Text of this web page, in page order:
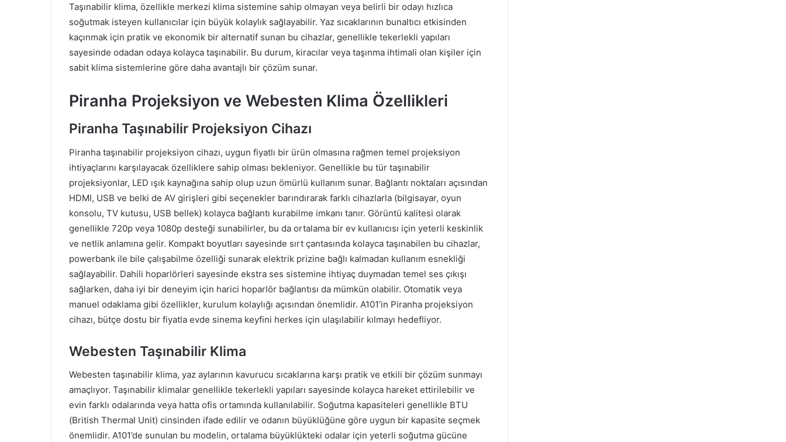
Taşınabilir klima, özellikle merkezi klima sistemine sahip olmayan veya belirli bir odayı hızlıca
soğutmak isteyen kullanıcılar için büyük kolaylık sağlayabilir. Yaz sıcaklarının bunaltıcı etkisinden
kaçınmak için pratik ve ekonomik bir alternatif sunan bu cihazlar, genellikle tekerlekli yapıları
sayesinde odadan odaya kolayca taşınabilir. Bu durum, kiracılar veya taşınma ihtimali olan kişiler için
sabit klima sistemlerine göre daha avantajlı bir çözüm sunar.
Piranha Projeksiyon ve Webesten Klima Özellikleri
Piranha Taşınabilir Projeksiyon Cihazı
Piranha taşınabilir projeksiyon cihazı, uygun fiyatlı bir ürün olmasına rağmen temel projeksiyon
ihtiyaçlarını karşılayacak özelliklere sahip olması bekleniyor. Genellikle bu tür taşınabilir
projeksiyonlar, LED ışık kaynağına sahip olup uzun ömürlü kullanım sunar. Bağlantı noktaları açısından
HDMI, USB ve belki de AV girişleri gibi seçenekler barındırarak farklı cihazlarla (bilgisayar, oyun
konsolu, TV kutusu, USB bellek) kolayca bağlantı kurabilme imkanı tanır. Görüntü kalitesi olarak
genellikle 720p veya 1080p desteği sunabilirler, bu da ortalama bir ev kullanıcısı için yeterli keskinlik
ve netlik anlamına gelir. Kompakt boyutları sayesinde sırt çantasında kolayca taşınabilen bu cihazlar,
powerbank ile bile çalışabilme özelliği sunarak elektrik prizine bağlı kalmadan kullanım esnekliği
sağlayabilir. Dahili hoparlörleri sayesinde ekstra ses sistemine ihtiyaç duymadan temel ses çıkışı
sağlarken, daha iyi bir deneyim için harici hoparlör bağlantısı da mümkün olabilir. Otomatik veya
manuel odaklama gibi özellikler, kurulum kolaylığı açısından önemlidir. A101’in Piranha projeksiyon
cihazı, bütçe dostu bir fiyatla evde sinema keyfini herkes için ulaşılabilir kılmayı hedefliyor.
Webesten Taşınabilir Klima
Webesten taşınabilir klima, yaz aylarının kavurucu sıcaklarına karşı pratik ve etkili bir çözüm sunmayı
amaçlıyor. Taşınabilir klimalar genellikle tekerlekli yapıları sayesinde kolayca hareket ettirilebilir ve
evin farklı odalarında veya hatta ofis ortamında kullanılabilir. Soğutma kapasiteleri genellikle BTU
(British Thermal Unit) cinsinden ifade edilir ve odanın büyüklüğüne göre uygun bir kapasite seçmek
önemlidir. A101’de sunulan bu modelin, ortalama büyüklükteki odalar için yeterli soğutma gücüne